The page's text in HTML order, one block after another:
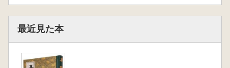
最近見た本